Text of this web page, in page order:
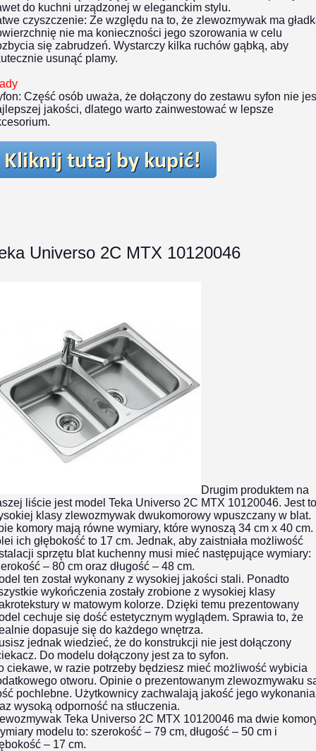
do kuchni urządzonej w eleganckim stylu.
czyszczenie: Ze względu na to, że zlewozmywak ma
nie ma konieczności jego szorowania w celu
się zabrudzeń. Wystarczy kilka ruchów gąbką, aby
usunąć plamy.
Część osób uważa, że dołączony do zestawu syfon nie
jakości, dlatego warto zainwestować w lepsze
Universo 2C MTX 10120046
Drugim produktem na
liście jest model Teka Universo 2C MTX 10120046. Jest to
klasy zlewozmywak dwukomorowy wpuszczany w blat.
komory mają równe wymiary, które wynoszą 34 cm x 40 cm.
ich głębokość to 17 cm. Jednak, aby zaistniała możliwość
sprzętu blat kuchenny musi mieć następujące wymiary:
– 80 cm oraz długość – 48 cm.
ten został wykonany z wysokiej jakości stali. Ponadto
wykończenia zostały zrobione z wysokiej klasy
w matowym kolorze. Dzięki temu prezentowany
cechuje się dość estetycznym wyglądem. Sprawia to, że
dopasuje się do każdego wnętrza.
jednak wiedzieć, że do konstrukcji nie jest dołączony
Do modelu dołączony jest za to syfon.
ciekawe, w razie potrzeby będziesz mieć możliwość wybicia
otworu. Opinie o prezentowanym zlewozmywaku
pochlebne. Użytkownicy zachwalają jakość jego wykonania
wysoką odporność na stłuczenia.
Teka Universo 2C MTX 10120046 ma dwie
modelu to: szerokość – 79 cm, długość – 50 cm i
– 17 cm.